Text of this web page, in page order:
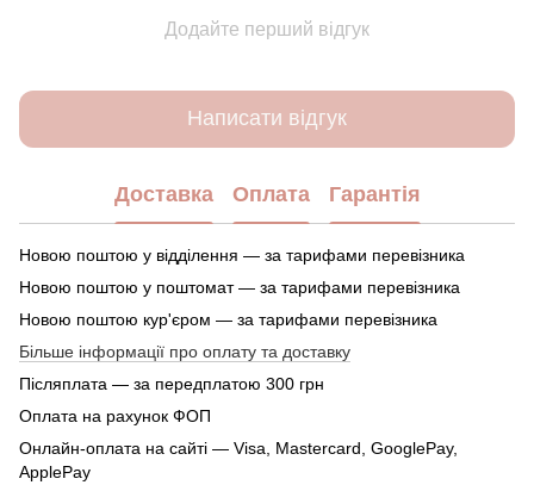
Додайте перший відгук
Написати відгук
Доставка Оплата Гарантія
Новою поштою у відділення — за тарифами перевізника
Новою поштою у поштомат — за тарифами перевізника
Новою поштою кур'єром — за тарифами перевізника
Більше інформації про оплату та доставку
Післяплата — за передплатою 300 грн
Оплата на рахунок ФОП
Онлайн-оплата на сайті — Visa, Mastercard, GooglePay,
ApplePay